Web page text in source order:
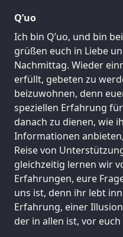
Q’uo
Ich bin Q’uo, und bin
grüßen euch in Liebe
Nachmittag. Wieder
erfüllt, gebeten zu
beizuwohnen, denn
speziellen Erfahrung
danach zu dienen, wie
Informationen
Reise von
gleichzeitig lernen wir
Erfahrungen, eure
uns ist, denn ihr lebt
Erfahrung, einer
der in allen ist, vor